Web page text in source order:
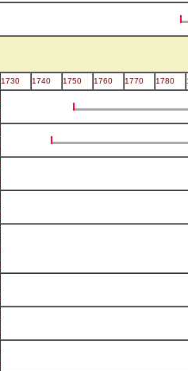
1730 1740 1750 1760 1770 1780